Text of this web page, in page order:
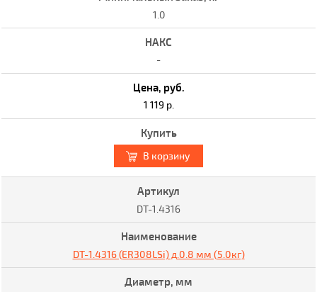
1.0
-
1 119 р.
В корзину
DT-1.4316
DT-1.4316 (ER308LSi) д.0.8 мм (5.0кг)